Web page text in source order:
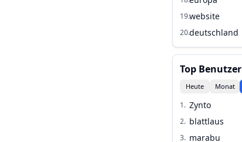
19.website
20.deutschland
Top Benutzer
Heute Monat
1. Zynto
2. blattlaus
3. marabu